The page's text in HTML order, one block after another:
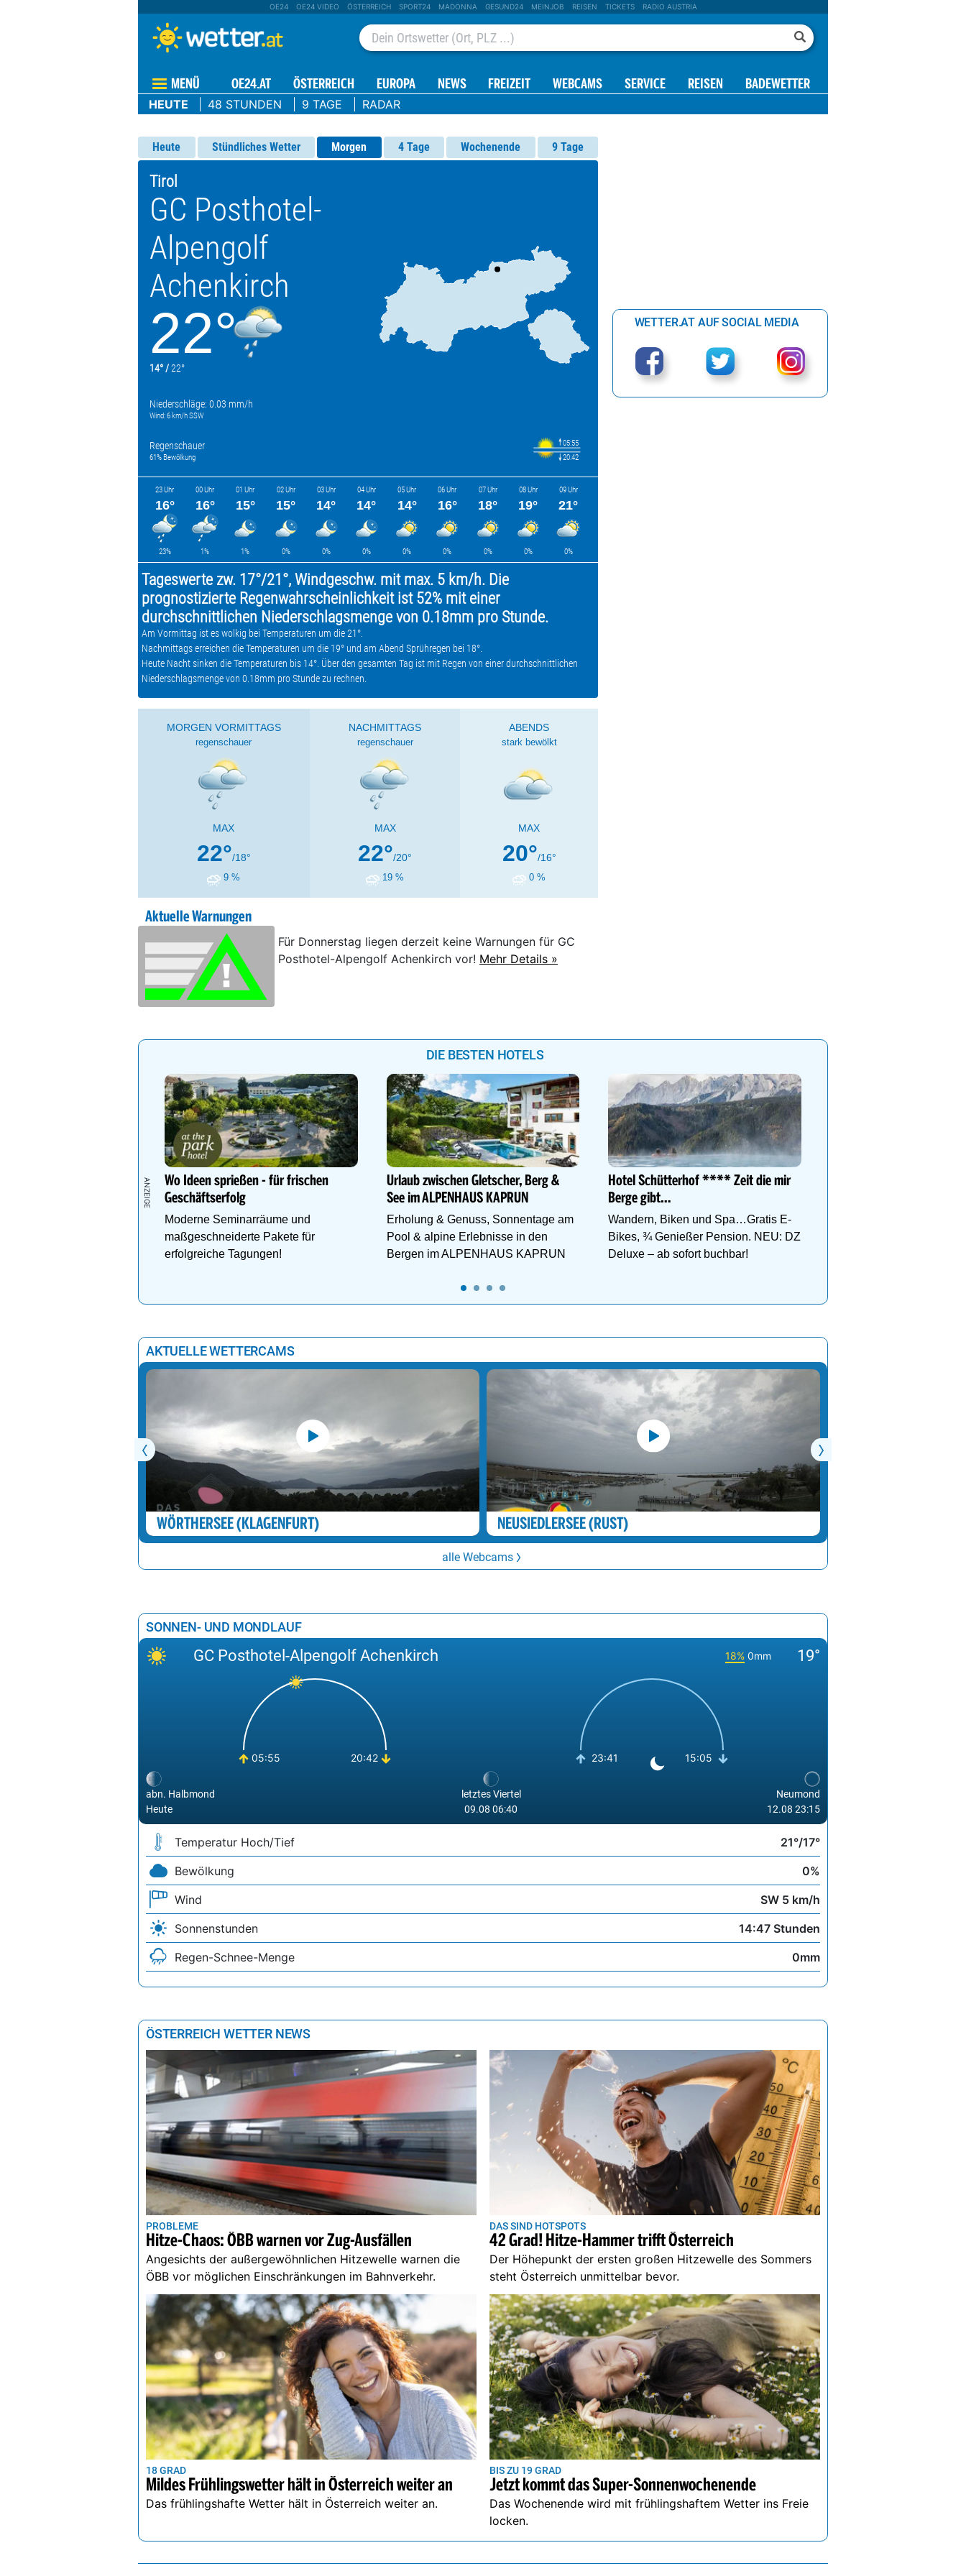
OE24 OE24 VIDEO ÖSTERREICH SPORT24 MADONNA GESUND24 MEINJOB REISEN TICKETS RADIO AUSTRIA
MENÜ OE24.AT ÖSTERREICH EUROPA NEWS FREIZEIT WEBCAMS SERVICE REISEN BADEWETTER
HEUTE 48 STUNDEN 9 TAGE RADAR
Heute Stündliches Wetter Morgen 4 Tage Wochenende 9 Tage
Tirol
GC Posthotel-
Alpengolf
Achenkirch
22°
14° /22°
Niederschläge: 0.03 mm/h
Wind: 6 km/h SSW
Regenschauer
61% Bewölkung
05:55
20:42
23 Uhr
16°
23%
00 Uhr
16°
1%
01 Uhr
15°
1%
02 Uhr
15°
0%
03 Uhr
14°
0%
04 Uhr
14°
0%
05 Uhr
14°
0%
06 Uhr
16°
0%
07 Uhr
18°
0%
08 Uhr
19°
0%
09 Uhr
21°
0%
Tageswerte zw. 17°/21°, Windgeschw. mit max. 5 km/h. Die
prognostizierte Regenwahrscheinlichkeit ist 52% mit einer
durchschnittlichen Niederschlagsmenge von 0.18mm pro Stunde.
Am Vormittag ist es wolkig bei Temperaturen um die 21°.
Nachmittags erreichen die Temperaturen um die 19° und am Abend Sprühregen bei 18°.
Heute Nacht sinken die Temperaturen bis 14°. Über den gesamten Tag ist mit Regen von einer durchschnittlichen
Niederschlagsmenge von 0.18mm pro Stunde zu rechnen.
MORGEN VORMITTAGS
regenschauer
MAX
22°/18°
9 %
NACHMITTAGS
regenschauer
MAX
22°/20°
19 %
ABENDS
stark bewölkt
MAX
20°/16°
0 %
Aktuelle Warnungen
Für Donnerstag liegen derzeit keine Warnungen für GC
Posthotel-Alpengolf Achenkirch vor! Mehr Details »
WETTER.AT AUF SOCIAL MEDIA
DIE BESTEN HOTELS
Wo Ideen sprießen - für frischen
Geschäftserfolg
Moderne Seminarräume und
maßgeschneiderte Pakete für
erfolgreiche Tagungen!
Urlaub zwischen Gletscher, Berg &
See im ALPENHAUS KAPRUN
Erholung & Genuss, Sonnentage am
Pool & alpine Erlebnisse in den
Bergen im ALPENHAUS KAPRUN
Hotel Schütterhof **** Zeit die mir
Berge gibt…
Wandern, Biken und Spa…Gratis E-
Bikes, ¾ Genießer Pension. NEU: DZ
Deluxe – ab sofort buchbar!
AKTUELLE WETTERCAMS
WÖRTHERSEE (KLAGENFURT) NEUSIEDLERSEE (RUST)
alle Webcams
SONNEN- UND MONDLAUF
GC Posthotel-Alpengolf Achenkirch 18% 0mm 19°
05:55 20:42 23:41 15:05
abn. Halbmond
Heute
letztes Viertel
09.08 06:40
Neumond
12.08 23:15
Temperatur Hoch/Tief
21°/17°
Bewölkung
0%
Wind
SW 5 km/h
Sonnenstunden
14:47 Stunden
Regen-Schnee-Menge
0mm
ÖSTERREICH WETTER NEWS
PROBLEME
Hitze-Chaos: ÖBB warnen vor Zug-Ausfällen
Angesichts der außergewöhnlichen Hitzewelle warnen die
ÖBB vor möglichen Einschränkungen im Bahnverkehr.
DAS SIND HOTSPOTS
42 Grad! Hitze-Hammer trifft Österreich
Der Höhepunkt der ersten großen Hitzewelle des Sommers
steht Österreich unmittelbar bevor.
18 GRAD
Mildes Frühlingswetter hält in Österreich weiter an
Das frühlingshafte Wetter hält in Österreich weiter an.
BIS ZU 19 GRAD
Jetzt kommt das Super-Sonnenwochenende
Das Wochenende wird mit frühlingshaftem Wetter ins Freie
locken.